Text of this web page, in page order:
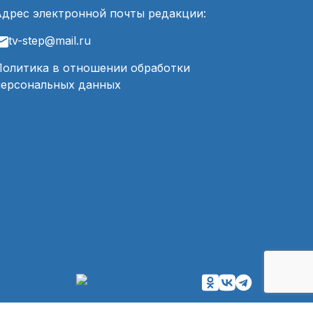
электронной почты редакции:
tv-step@mail.ru
в отношении обработки
данных